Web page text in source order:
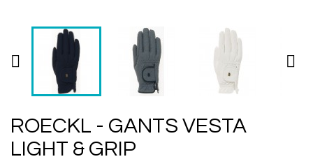
 
ROECKL - GANTS VESTA
LIGHT & GRIP